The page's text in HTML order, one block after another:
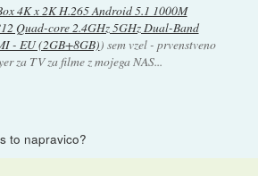
4K x 2K H.265 Android 5.1 1000M
Quad-core 2.4GHz 5GHz Dual-Band
- EU (2GB+8GB)) sem vzel - prvenstveno
za TV za filme z mojega NAS...
to napravico?